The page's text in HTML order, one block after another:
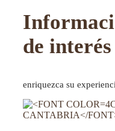
de interés
enriquezca su